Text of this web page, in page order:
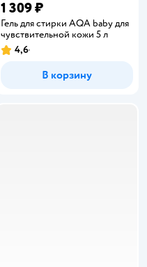
1 309 ₽
Гель для стирки AQA baby для
чувствительной кожи 5 л
Рейтинг:
4,6
В корзину